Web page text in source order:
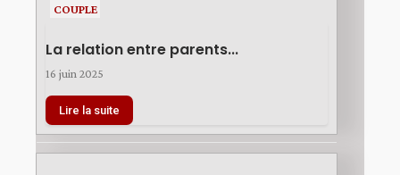
COUPLE
La relation entre parents...
16 juin 2025
Lire la suite